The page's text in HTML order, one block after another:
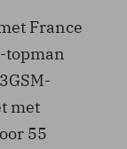
France
topman
met
55